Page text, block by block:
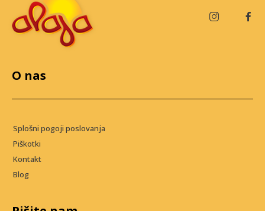
O nas
Splošni pogoji poslovanja
Piškotki
Kontakt
Blog